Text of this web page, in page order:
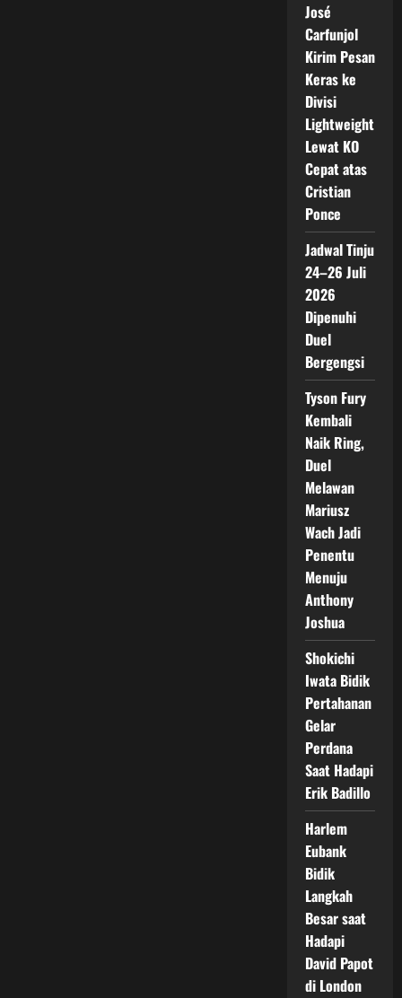
José
Carfunjol
Kirim Pesan
Keras ke
Divisi
Lightweight
Lewat KO
Cepat atas
Cristian
Ponce
Jadwal Tinju
24–26 Juli
2026
Dipenuhi
Duel
Bergengsi
Tyson Fury
Kembali
Naik Ring,
Duel
Melawan
Mariusz
Wach Jadi
Penentu
Menuju
Anthony
Joshua
Shokichi
Iwata Bidik
Pertahanan
Gelar
Perdana
Saat Hadapi
Erik Badillo
Harlem
Eubank
Bidik
Langkah
Besar saat
Hadapi
David Papot
di London